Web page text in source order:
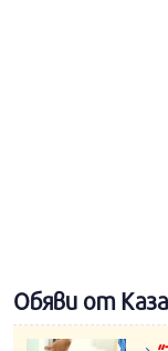
Обяви от